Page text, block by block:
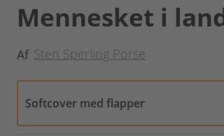
Mennesket i
Af Sten Sperling Porse
Softcover med flapper